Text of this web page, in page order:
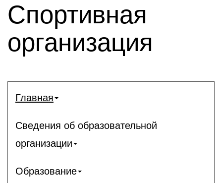
Спортивная
организация
Главная
Сведения об образовательной
организации
Образование